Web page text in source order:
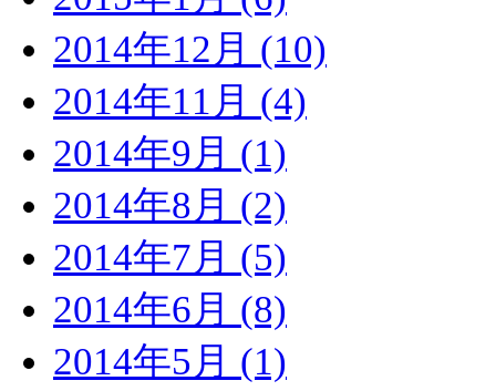
2014年12月 (10)
2014年11月 (4)
2014年9月 (1)
2014年8月 (2)
2014年7月 (5)
2014年6月 (8)
2014年5月 (1)